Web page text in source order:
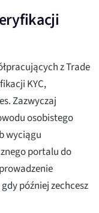
z Trade
KYC,
Zazwyczaj
osobistego
wyciągu
portalu do
później zechcesz